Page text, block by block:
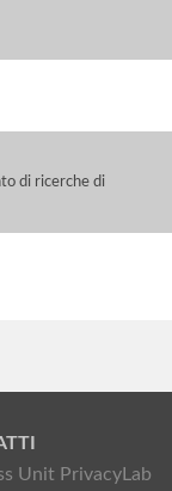
di ricerche di
Unit PrivacyLab